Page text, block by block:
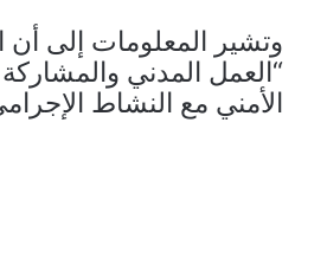
وتشير المعلومات إلى
“العمل المدني
الأمني مع النشاط